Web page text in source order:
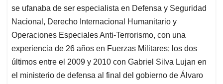
se ufanaba de ser especialista en Defensa y Seguridad
Nacional, Derecho Internacional Humanitario y
Operaciones Especiales Anti-Terrorismo, con una
experiencia de 26 años en Fuerzas Militares; los dos
últimos entre el 2009 y 2010 con Gabriel Silva Lujan en
el ministerio de defensa al final del gobierno de Álvaro